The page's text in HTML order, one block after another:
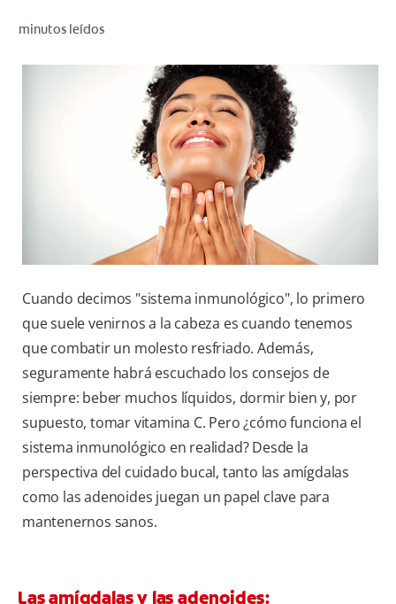
PARA PROFESIONALES
minutos leídos
Cuando decimos "sistema inmunológico", lo primero
que suele venirnos a la cabeza es cuando tenemos
que combatir un molesto resfriado. Además,
seguramente habrá escuchado los consejos de
siempre: beber muchos líquidos, dormir bien y, por
supuesto, tomar vitamina C. Pero ¿cómo funciona el
sistema inmunológico en realidad? Desde la
perspectiva del cuidado bucal, tanto las amígdalas
como las adenoides juegan un papel clave para
mantenernos sanos.
Las amígdalas y las adenoides: